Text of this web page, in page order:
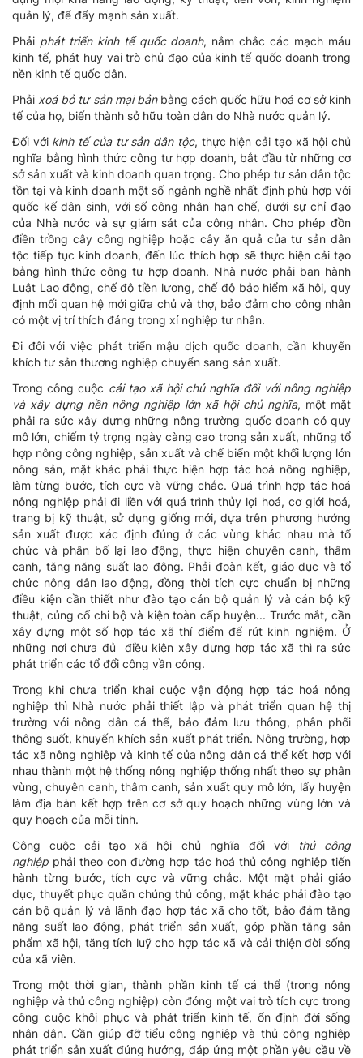
quản lý, để đẩy mạnh sản xuất.
Phải phát triển kinh tế quốc doanh, nắm chắc các mạch máu
kinh tế, phát huy vai trò chủ đạo của kinh tế quốc doanh trong
nền kinh tế quốc dân.
Phải xoá bỏ tư sản mại bảnbằng cách quốc hữu hoá cơ sở kinh
tế của họ, biến thành sở hữu toàn dân do Nhà nước quản lý.
Đối với kinh tế của tư sản dân tộc, thực hiện cải tạo xã hội chủ
nghĩa bằng hình thức công tư hợp doanh, bắt đầu từ những cơ
sở sản xuất và kinh doanh quan trọng. Cho phép tư sản dân tộc
tồn tại và kinh doanh một số ngành nghề nhất định phù hợp với
quốc kế dân sinh, với số công nhân hạn chế, dưới sự chỉ đạo
của Nhà nước và sự giám sát của công nhân. Cho phép đồn
điền trồng cây công nghiệp hoặc cây ăn quả của tư sản dân
tộc tiếp tục kinh doanh, đến lúc thích hợp sẽ thực hiện cải tạo
bằng hình thức công tư hợp doanh. Nhà nước phải ban hành
Luật Lao động, chế độ tiền lương, chế độ bảo hiểm xã hội, quy
định mối quan hệ mới giữa chủ và thợ, bảo đảm cho công nhân
có một vị trí thích đáng trong xí nghiệp tư nhân.
Đi đôi với việc phát triển mậu dịch quốc doanh, cần khuyến
khích tư sản thương nghiệp chuyển sang sản xuất.
Trong công cuộc cải tạo xã hội chủ nghĩa đối với nông nghiệp
và xây dựng nền nông nghiệp lớn xã hội chủ nghĩa, một mặt
phải ra sức xây dựng những nông trường quốc doanh có quy
mô lớn, chiếm tỷ trọng ngày càng cao trong sản xuất, những tổ
hợp nông công nghiệp, sản xuất và chế biến một khối lượng lớn
nông sản, mặt khác phải thực hiện hợp tác hoá nông nghiệp,
làm từng bước, tích cực và vững chắc. Quá trình hợp tác hoá
nông nghiệp phải đi liền với quá trình thủy lợi hoá, cơ giới hoá,
trang bị kỹ thuật, sử dụng giống mới, dựa trên phương hướng
sản xuất được xác định đúng ở các vùng khác nhau mà tổ
chức và phân bố lại lao động, thực hiện chuyên canh, thâm
canh, tăng năng suất lao động. Phải đoàn kết, giáo dục và tổ
chức nông dân lao động, đồng thời tích cực chuẩn bị những
điều kiện cần thiết như đào tạo cán bộ quản lý và cán bộ kỹ
thuật, củng cố chi bộ và kiện toàn cấp huyện... Trước mắt, cần
xây dựng một số hợp tác xã thí điểm để rút kinh nghiệm. Ở
những nơi chưa đủ điều kiện xây dựng hợp tác xã thì ra sức
phát triển các tổ đổi công vần công.
Trong khi chưa triển khai cuộc vận động hợp tác hoá nông
nghiệp thì Nhà nước phải thiết lập và phát triển quan hệ thị
trường với nông dân cá thể, bảo đảm lưu thông, phân phối
thông suốt, khuyến khích sản xuất phát triển. Nông trường, hợp
tác xã nông nghiệp và kinh tế của nông dân cá thể kết hợp với
nhau thành một hệ thống nông nghiệp thống nhất theo sự phân
vùng, chuyên canh, thâm canh, sản xuất quy mô lớn, lấy huyện
làm địa bàn kết hợp trên cơ sở quy hoạch những vùng lớn và
quy hoạch của mỗi tỉnh.
Công cuộc cải tạo xã hội chủ nghĩa đối với
thủ công
nghiệp phải theo con đường hợp tác hoá thủ công nghiệp tiến
hành từng bước, tích cực và vững chắc. Một mặt phải giáo
dục, thuyết phục quần chúng thủ công, mặt khác phải đào tạo
cán bộ quản lý và lãnh đạo hợp tác xã cho tốt, bảo đảm tăng
năng suất lao động, phát triển sản xuất, góp phần tăng sản
phẩm xã hội, tăng tích luỹ cho hợp tác xã và cải thiện đời sống
của xã viên.
Trong một thời gian, thành phần kinh tế cá thể (trong nông
nghiệp và thủ công nghiệp) còn đóng một vai trò tích cực trong
công cuộc khôi phục và phát triển kinh tế, ổn định đời sống
nhân dân. Cần giúp đỡ tiểu công nghiệp và thủ công nghiệp
phát triển sản xuất đúng hướng, đáp ứng một phần yêu cầu về